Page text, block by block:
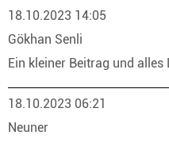
18.10.2023 14:05
Gökhan Senli
Ein kleiner Beitrag und alles
18.10.2023 06:21
Neuner